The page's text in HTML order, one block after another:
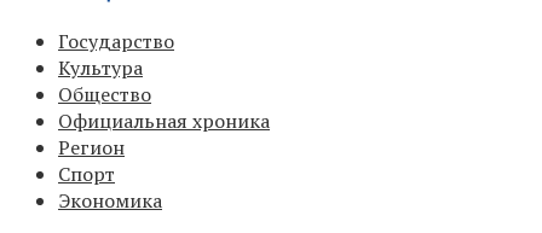
Государство
Культура
Общество
Официальная хроника
Регион
Спорт
Экономика